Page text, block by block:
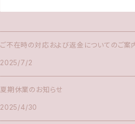
ご不在時の対応および返金についてのご案
2025/7/2
夏期休業のお知らせ
2025/4/30